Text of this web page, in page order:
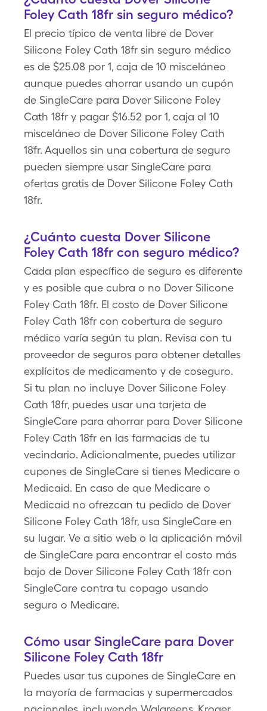
Foley Cath 18fr sin seguro médico?
El precio típico de venta libre de Dover
Silicone Foley Cath 18fr sin seguro médico
es de $25.08 por 1, caja de 10 misceláneo
aunque puedes ahorrar usando un cupón
de SingleCare para Dover Silicone Foley
Cath 18fr y pagar $16.52 por 1, caja al 10
misceláneo de Dover Silicone Foley Cath
18fr. Aquellos sin una cobertura de seguro
pueden siempre usar SingleCare para
ofertas gratis de Dover Silicone Foley Cath
18fr.
¿Cuánto cuesta Dover Silicone
Foley Cath 18fr con seguro médico?
Cada plan específico de seguro es diferente
y es posible que cubra o no Dover Silicone
Foley Cath 18fr. El costo de Dover Silicone
Foley Cath 18fr con cobertura de seguro
médico varía según tu plan. Revisa con tu
proveedor de seguros para obtener detalles
explícitos de medicamento y de coseguro.
Si tu plan no incluye Dover Silicone Foley
Cath 18fr, puedes usar una tarjeta de
SingleCare para ahorrar para Dover Silicone
Foley Cath 18fr en las farmacias de tu
vecindario. Adicionalmente, puedes utilizar
cupones de SingleCare si tienes Medicare o
Medicaid. En caso de que Medicare o
Medicaid no ofrezcan tu pedido de Dover
Silicone Foley Cath 18fr, usa SingleCare en
su lugar. Ve a sitio web o la aplicación móvil
de SingleCare para encontrar el costo más
bajo de Dover Silicone Foley Cath 18fr con
SingleCare contra tu copago usando
seguro o Medicare.
Cómo usar SingleCare para Dover
Silicone Foley Cath 18fr
Puedes usar tus cupones de SingleCare en
la mayoría de farmacias y supermercados